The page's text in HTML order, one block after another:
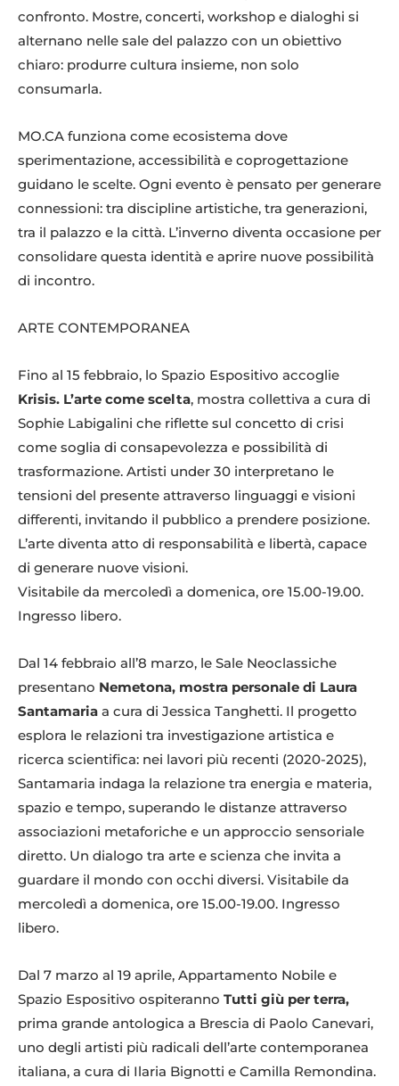
confronto. Mostre, concerti, workshop e dialoghi si
alternano nelle sale del palazzo con un obiettivo
chiaro: produrre cultura insieme, non solo
consumarla.
MO.CA funziona come ecosistema dove
sperimentazione, accessibilità e coprogettazione
guidano le scelte. Ogni evento è pensato per generare
connessioni: tra discipline artistiche, tra generazioni,
tra il palazzo e la città. L’inverno diventa occasione per
consolidare questa identità e aprire nuove possibilità
di incontro.
ARTE CONTEMPORANEA
Fino al 15 febbraio, lo Spazio Espositivo accoglie
Krisis. L’arte come scelta, mostra collettiva a cura di
Sophie Labigalini che riflette sul concetto di crisi
come soglia di consapevolezza e possibilità di
trasformazione. Artisti under 30 interpretano le
tensioni del presente attraverso linguaggi e visioni
differenti, invitando il pubblico a prendere posizione.
L’arte diventa atto di responsabilità e libertà, capace
di generare nuove visioni.
Visitabile da mercoledì a domenica, ore 15.00-19.00.
Ingresso libero.
Dal 14 febbraio all’8 marzo, le Sale Neoclassiche
presentano Nemetona, mostra personale di Laura
Santamaria a cura di Jessica Tanghetti. Il progetto
esplora le relazioni tra investigazione artistica e
ricerca scientifica: nei lavori più recenti (2020-2025),
Santamaria indaga la relazione tra energia e materia,
spazio e tempo, superando le distanze attraverso
associazioni metaforiche e un approccio sensoriale
diretto. Un dialogo tra arte e scienza che invita a
guardare il mondo con occhi diversi. Visitabile da
mercoledì a domenica, ore 15.00-19.00. Ingresso
libero.
Dal 7 marzo al 19 aprile, Appartamento Nobile e
Spazio Espositivo ospiteranno Tutti giù per terra,
prima grande antologica a Brescia di Paolo Canevari,
uno degli artisti più radicali dell’arte contemporanea
italiana, a cura di Ilaria Bignotti e Camilla Remondina.